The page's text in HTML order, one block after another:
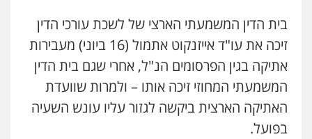
בית הדין המשמעתי הארצי של לשכת עורכי הדין
זיכה את עו"ד אייזנקוט אתמול (16 ביוני) מעבירות
אתיקה בגין הפרסומים הנ"ל, אחרי שגם בית הדין
המשמעתי המחוזי זיכה אותו – ולמרות שוועדת
האתיקה הארצית ביקשה לגזור עליו עונש השעיה
בפועל.